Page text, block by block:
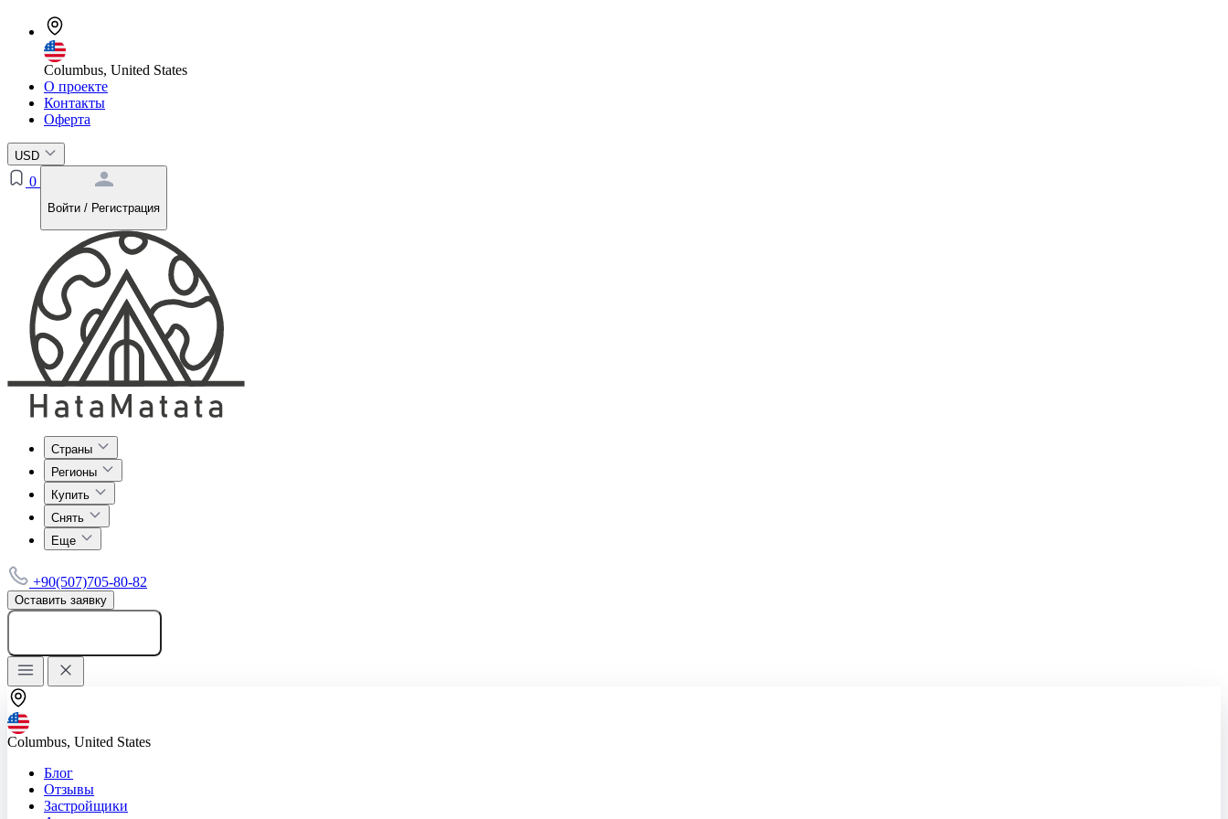
Columbus, United States
О проекте
Контакты
Оферта
USD
0
Войти / Регистрация
Страны
Регионы
Купить
Снять
Еще
+90(507)705-80-82
Оставить заявку
Columbus, United States
Блог
Отзывы
Застройщики